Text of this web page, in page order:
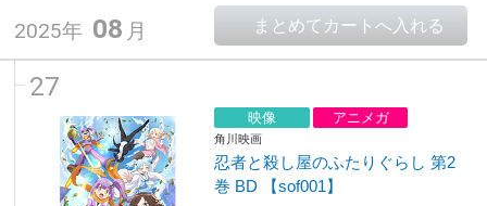
2025年 08 月
27
映像 アニメガ
角川映画
忍者と殺し屋のふたりぐらし 第2
巻 BD 【sof001】